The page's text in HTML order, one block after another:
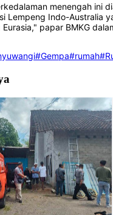
menengah ini
Lempeng Indo-Australia
papar BMKG
#Gempa#rumah